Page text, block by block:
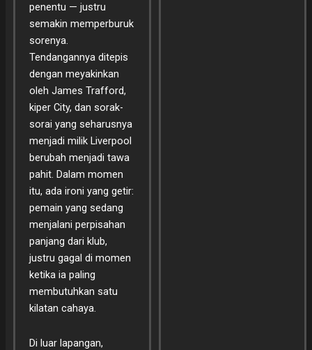
penentu — justru
semakin memperburuk
sorenya.
Tendangannya ditepis
dengan meyakinkan
oleh James Trafford,
kiper City, dan sorak-
sorai yang seharusnya
menjadi milik Liverpool
berubah menjadi tawa
pahit. Dalam momen
itu, ada ironi yang getir:
pemain yang sedang
menjalani perpisahan
panjang dari klub,
justru gagal di momen
ketika ia paling
membutuhkan satu
kilatan cahaya.
Di luar lapangan,